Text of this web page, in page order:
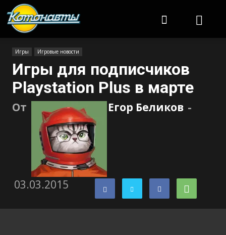
Игры Игровые новости
Игры для подписчиков
Playstation Plus в марте
От Егор Беликов -
03.03.2015